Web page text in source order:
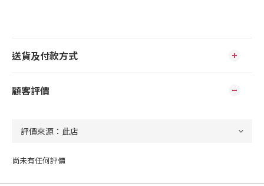
送貨及付款方式
顧客評價
尚未有任何評價